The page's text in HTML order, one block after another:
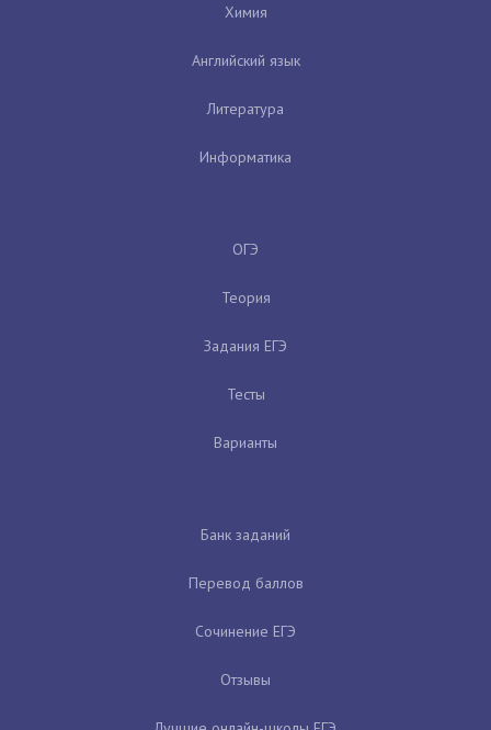
Химия
Английский язык
Литература
Информатика
ОГЭ
Теория
Задания ЕГЭ
Тесты
Варианты
Банк заданий
Перевод баллов
Сочинение ЕГЭ
Отзывы